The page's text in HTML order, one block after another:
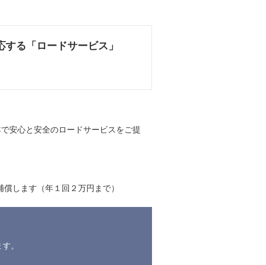
る「ロードサービス」
安心と安全のロードサービスをご提
します（年１回２万円まで）
。